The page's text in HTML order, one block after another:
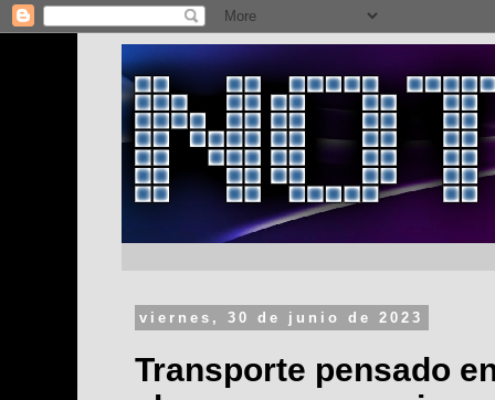
viernes, 30 de junio de 2023
Transporte pensado